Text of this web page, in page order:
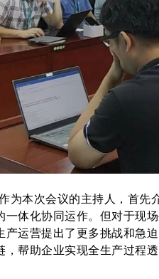
本次会议的主持人，首先
体化协同运作。但对于现
运营提出了更多挑战和急
帮助企业实现全生产过程